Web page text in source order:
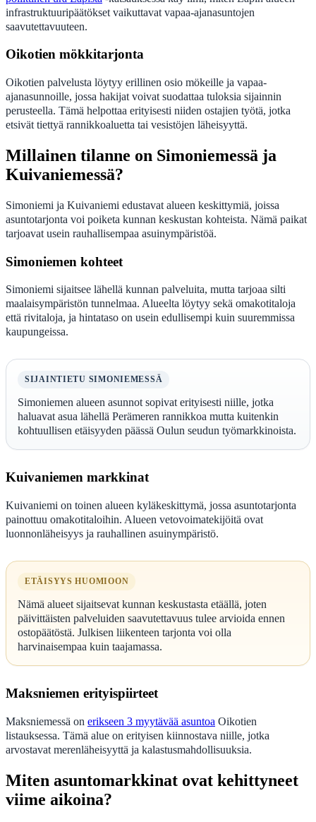
infrastruktuuripäätökset vaikuttavat vapaa-ajanasuntojen
saavutettavuuteen.
Oikotien mökkitarjonta
Oikotien palvelusta löytyy erillinen osio mökeille ja vapaa-
ajanasunnoille, jossa hakijat voivat suodattaa tuloksia sijainnin
perusteella. Tämä helpottaa erityisesti niiden ostajien työtä, jotka
etsivät tiettyä rannikkoaluetta tai vesistöjen läheisyyttä.
Millainen tilanne on Simoniemessä ja
Kuivaniemessä?
Simoniemi ja Kuivaniemi edustavat alueen keskittymiä, joissa
asuntotarjonta voi poiketa kunnan keskustan kohteista. Nämä paikat
tarjoavat usein rauhallisempaa asuinympäristöä.
Simoniemen kohteet
Simoniemi sijaitsee lähellä kunnan palveluita, mutta tarjoaa silti
maalaisympäristön tunnelmaa. Alueelta löytyy sekä omakotitaloja
että rivitaloja, ja hintataso on usein edullisempi kuin suuremmissa
kaupungeissa.
SIJAINTIETU SIMONIEMESSÄ
Simoniemen alueen asunnot sopivat erityisesti niille, jotka
haluavat asua lähellä Perämeren rannikkoa mutta kuitenkin
kohtuullisen etäisyyden päässä Oulun seudun työmarkkinoista.
Kuivaniemen markkinat
Kuivaniemi on toinen alueen kyläkeskittymä, jossa asuntotarjonta
painottuu omakotitaloihin. Alueen vetovoimatekijöitä ovat
luonnonläheisyys ja rauhallinen asuinympäristö.
ETÄISYYS HUOMIOON
Nämä alueet sijaitsevat kunnan keskustasta etäällä, joten
päivittäisten palveluiden saavutettavuus tulee arvioida ennen
ostopäätöstä. Julkisen liikenteen tarjonta voi olla
harvinaisempaa kuin taajamassa.
Maksniemen erityispiirteet
Maksniemessä on erikseen 3 myytävää asuntoa Oikotien
listauksessa. Tämä alue on erityisen kiinnostava niille, jotka
arvostavat merenläheisyyttä ja kalastusmahdollisuuksia.
Miten asuntomarkkinat ovat kehittyneet
viime aikoina?